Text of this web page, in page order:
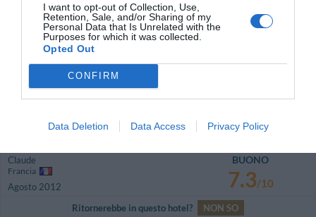
I want to opt-out of Collection, Use,
Retention, Sale, and/or Sharing of my
Personal Data that Is Unrelated with the
Purposes for which it was collected.
Opted Out
CONFIRM
Data Deletion Data Access Privacy Policy
dettagli
Domenico
Novembre 2012
Coppia età media inferiore ai 35 anni
6.8/10
dettagli
Claude
Francia
Agosto 2012
BUONO
7.3/10
Ritornerebbe in questo hotel?
NON SO